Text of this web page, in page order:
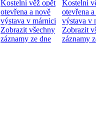
Kostelní věž opět
otevřena a nově
výstava v márnici
Zobrazit všechny
záznamy ze dne
Kostelní
otevřena
výstava v
Zobrazit
záznamy